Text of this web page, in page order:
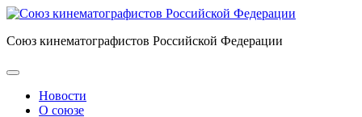
Союз кинематографистов Российской Федерации
Новости
О союзе